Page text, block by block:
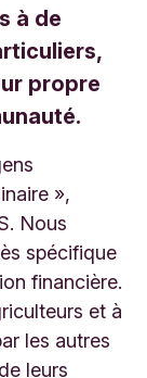
à de
propre
»,
Nous
spécifique
financière.
et à
les autres
leurs